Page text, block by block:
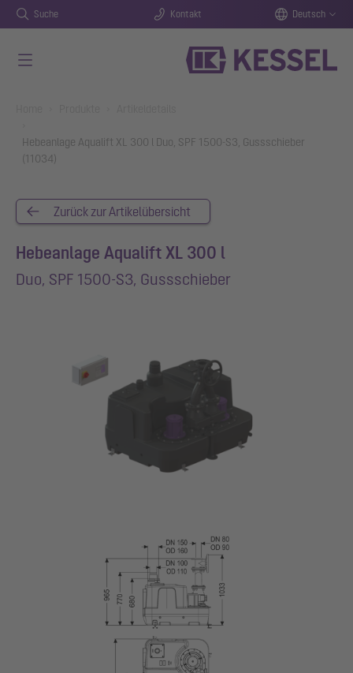
Suche Kontakt Deutsch
Hebeanlage Aqualift XL 300 l Duo, SPF 1500-S3, Gussschieber
(11034)
Zurück zur Artikelübersicht
Hebeanlage Aqualift XL 300 l
Duo, SPF 1500-S3, Gussschieber